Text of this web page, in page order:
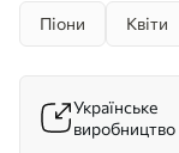
Піони Квіти
Українське
виробництво